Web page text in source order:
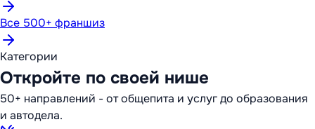
Все 500+ франшиз
Категории
Откройте по своей нише
50+ направлений - от общепита и услуг до образования
и автодела.